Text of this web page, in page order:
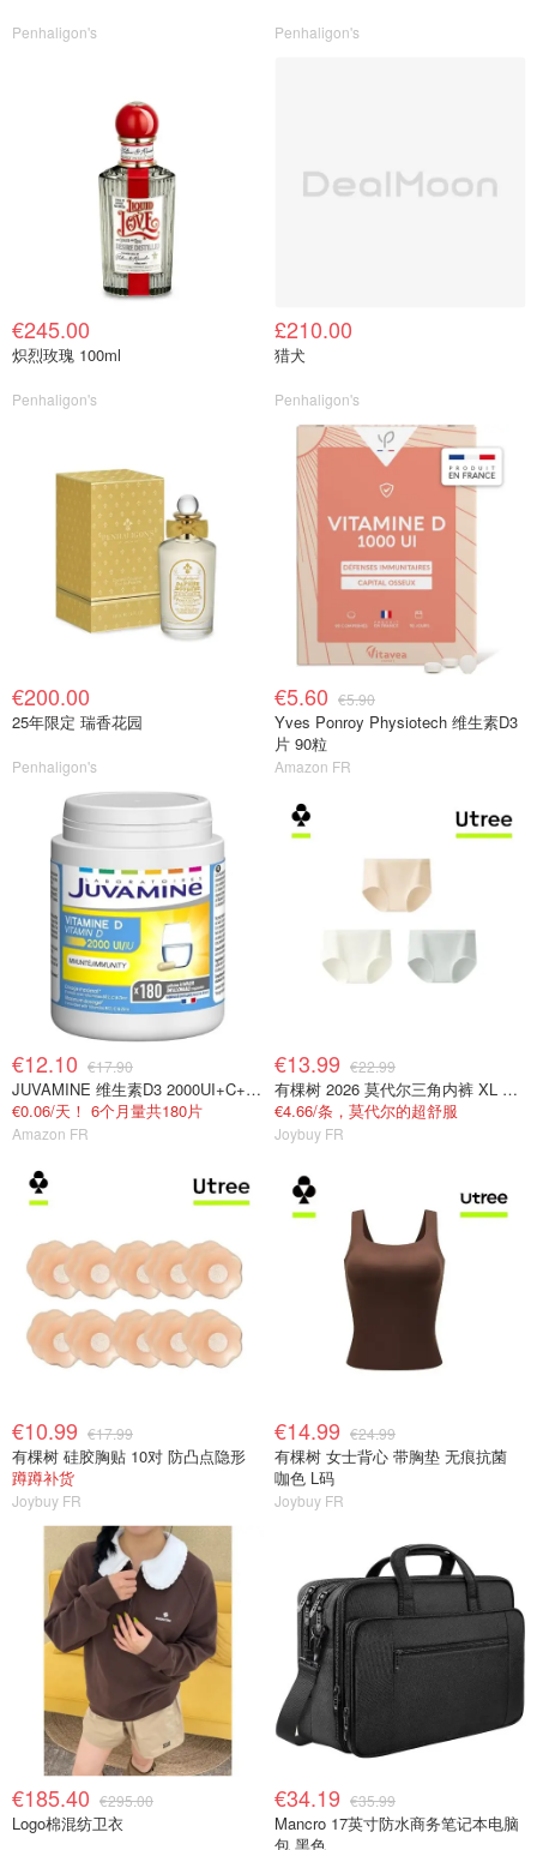
Penhaligon's Penhaligon's
€245.00
炽烈玫瑰 100ml
Penhaligon's
£210.00
猎犬
Penhaligon's
€200.00
25年限定 瑞香花园
Penhaligon's
€5.60 €5.90
Yves Ponroy Physiotech 维生素D3
片 90粒
Amazon FR
€12.10 €17.90
JUVAMINE 维生素D3 2000UI+C+B+锌 免疫抗疲劳
€0.06/天！ 6个月量共180片
Amazon FR
€13.99 €22.99
有棵树 2026 莫代尔三角内裤 XL 女士抗菌
€4.66/条，莫代尔的超舒服
Joybuy FR
€10.99 €17.99
有棵树 硅胶胸贴 10对 防凸点隐形
蹲蹲补货
Joybuy FR
€14.99 €24.99
有棵树 女士背心 带胸垫 无痕抗菌
咖色 L码
Joybuy FR
€185.40 €295.00
Logo棉混纺卫衣
€34.19 €35.99
Mancro 17英寸防水商务笔记本电脑
包 黑色